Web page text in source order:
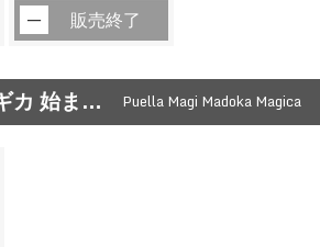
販売終了
カ 始ま… Puella Magi Madoka Magica